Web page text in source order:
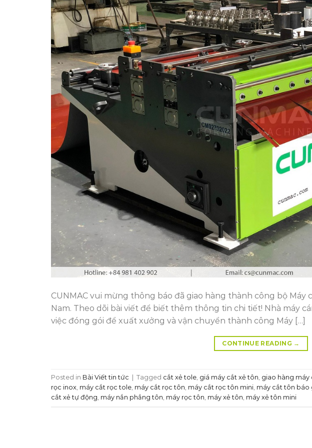
CUNMAC vui mừng thông báo đã giao hàng thành công bộ
Nam. Theo dõi bài viết để biết thêm thông tin chi tiết! Nhà máy
việc đóng gói để xuất xưởng và vận chuyển thành công Máy […]
CONTINUE READING →
Posted in Bài Viết tin tức Tagged cắt xẻ tole, giá máy cắt xẻ tôn, giao hàng máy
rọc inox, máy cắt rọc tole, máy cắt rọc tôn, máy cắt rọc tôn mini, máy cắt tôn báo
cắt xẻ tự động, máy nắn phẳng tôn, máy rọc tôn, máy xẻ tôn, máy xẻ tôn mini